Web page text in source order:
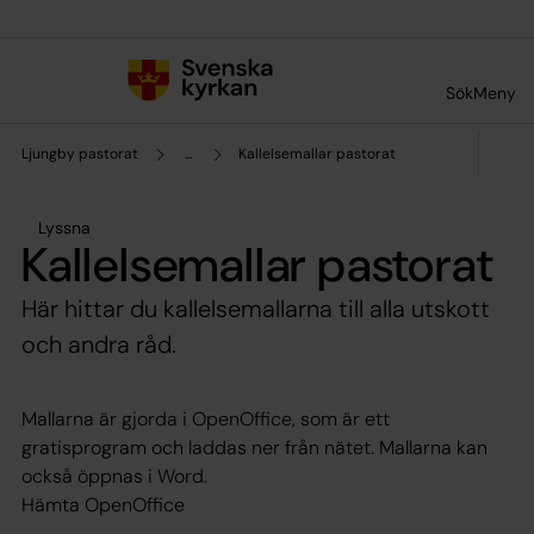
SökMeny
Ljungby pastorat ... Kallelsemallar pastorat
Lyssna
Kallelsemallar pastorat
Här hittar du kallelsemallarna till alla utskott
och andra råd.
Mallarna är gjorda i OpenOffice, som är ett
gratisprogram och laddas ner från nätet. Mallarna kan
också öppnas i Word.
Hämta OpenOffice